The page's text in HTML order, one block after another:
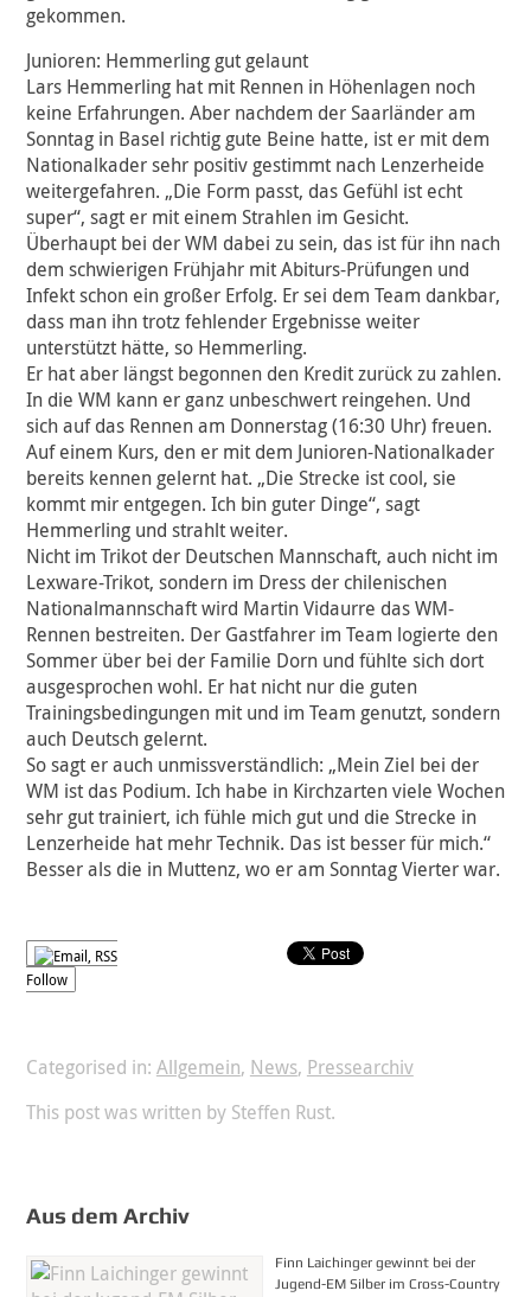
gekommen.
Junioren: Hemmerling gut gelaunt
Lars Hemmerling hat mit Rennen in Höhenlagen noch
keine Erfahrungen. Aber nachdem der Saarländer am
Sonntag in Basel richtig gute Beine hatte, ist er mit dem
Nationalkader sehr positiv gestimmt nach Lenzerheide
weitergefahren. „Die Form passt, das Gefühl ist echt
super“, sagt er mit einem Strahlen im Gesicht.
Überhaupt bei der WM dabei zu sein, das ist für ihn nach
dem schwierigen Frühjahr mit Abiturs-Prüfungen und
Infekt schon ein großer Erfolg. Er sei dem Team dankbar,
dass man ihn trotz fehlender Ergebnisse weiter
unterstützt hätte, so Hemmerling.
Er hat aber längst begonnen den Kredit zurück zu zahlen.
In die WM kann er ganz unbeschwert reingehen. Und
sich auf das Rennen am Donnerstag (16:30 Uhr) freuen.
Auf einem Kurs, den er mit dem Junioren-Nationalkader
bereits kennen gelernt hat. „Die Strecke ist cool, sie
kommt mir entgegen. Ich bin guter Dinge“, sagt
Hemmerling und strahlt weiter.
Nicht im Trikot der Deutschen Mannschaft, auch nicht im
Lexware-Trikot, sondern im Dress der chilenischen
Nationalmannschaft wird Martin Vidaurre das WM-
Rennen bestreiten. Der Gastfahrer im Team logierte den
Sommer über bei der Familie Dorn und fühlte sich dort
ausgesprochen wohl. Er hat nicht nur die guten
Trainingsbedingungen mit und im Team genutzt, sondern
auch Deutsch gelernt.
So sagt er auch unmissverständlich: „Mein Ziel bei der
WM ist das Podium. Ich habe in Kirchzarten viele Wochen
sehr gut trainiert, ich fühle mich gut und die Strecke in
Lenzerheide hat mehr Technik. Das ist besser für mich.“
Besser als die in Muttenz, wo er am Sonntag Vierter war.
Follow
Categorised in: Allgemein, News, Pressearchiv
This post was written by Steffen Rust.
Aus dem Archiv
Finn Laichinger gewinnt bei der
Jugend-EM Silber im Cross-Country